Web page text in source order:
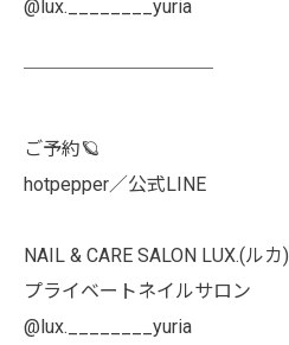
@lux.________yuria
ご予約🪐
hotpepper／公式LINE
NAIL & CARE SALON LUX.(ルカ)
プライベートネイルサロン
@lux.________yuria